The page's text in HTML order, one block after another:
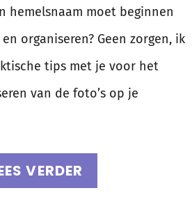
hemelsnaam moet beginnen
organiseren? Geen zorgen, ik
tips met je voor het
van de foto’s op je
VERDER